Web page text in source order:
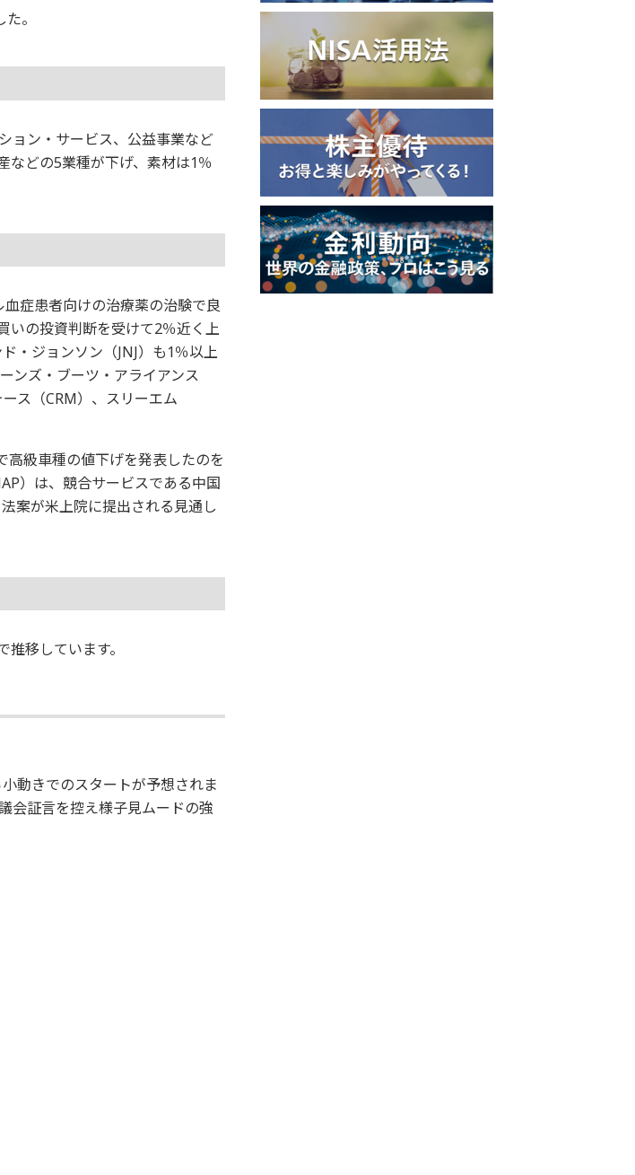
。
ョン・サービス、公益事業など
などの5業種が下げ、素材は1％
症患者向けの治療薬の治験で良
いの投資判断を受けて2％近く上
・ジョンソン（JNJ）も1％以上
ンズ・ブーツ・アライアンス
ス（CRM）、スリーエム
級車種の値下げを発表したのを
）は、競合サービスである中国
案が米上院に提出される見通し
移しています。
動きでのスタートが予想されま
会証言を控え様子見ムードの強